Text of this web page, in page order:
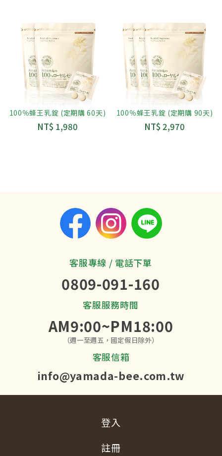
100％蜂王乳錠 (定期購 60天)
NT$ 1,980
100％蜂王乳錠 (定期購 90天)
NT$ 2,970
客服專線 / 電話下單
0809-091-160
客服服務時間
AM9:00~PM18:00
（週一至週五，國定假日除外）
客服信箱
info@yamada-bee.com.tw
登入
註冊